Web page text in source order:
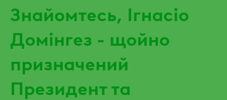
Знайомтесь, Ігнасіо
Домінгез - щойно
призначений
Президент та